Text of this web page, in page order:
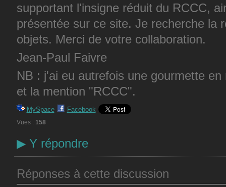
supportant l'insigne réduit du RCCC,
présentée sur ce site. Je recherche la
objets. Merci de votre collaboration.
Jean-Paul Faivre
NB : j'ai eu autrefois une gourmette
et la mention "RCCC".
MySpace Facebook
Vues : 158
▶Y répondre
Réponses à cette discussion